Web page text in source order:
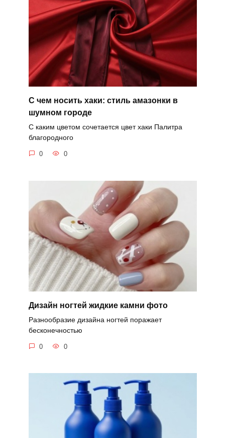
С чем носить хаки: стиль амазонки в
шумном городе
С каким цветом сочетается цвет хаки Палитра
благородного
0 0
Дизайн ногтей жидкие камни фото
Разнообразие дизайна ногтей поражает
бесконечностью
0 0